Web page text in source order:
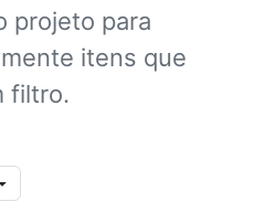
projeto para
itens que
filtro.